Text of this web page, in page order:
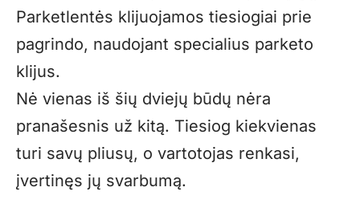
Parketlentės klijuojamos tiesiogiai prie
pagrindo, naudojant specialius parketo
klijus.
Nė vienas iš šių dviejų būdų nėra
pranašesnis už kitą. Tiesiog kiekvienas
turi savų pliusų, o vartotojas renkasi,
įvertinęs jų svarbumą.